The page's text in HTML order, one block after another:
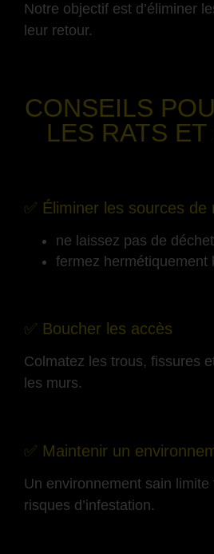
Notre objectif est d’éliminer
leur retour.
CONSEILS
LES RATS
✅ Éliminer les sources de
ne laissez pas de
fermez hermétiquement
✅ Boucher les accès
Colmatez les trous, fissures
les murs.
✅ Maintenir un
Un environnement sain limite
risques d’infestation.